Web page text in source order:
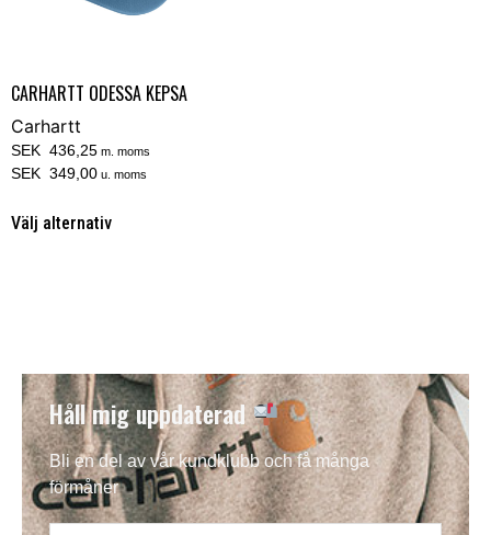
CARHARTT ODESSA KEPSA
Carhartt
SEK 436,25 m. moms
SEK 349,00 u. moms
Välj alternativ
Håll mig uppdaterad
Bli en del av vår kundklubb och få många
förmåner